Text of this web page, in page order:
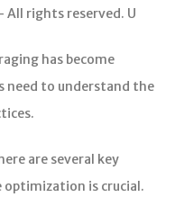
All rights reserved. U
has become
need to understand the
are several key
is crucial.